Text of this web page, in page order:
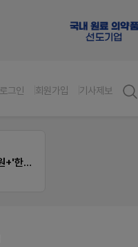
로그인 회원가입 기사제보
약국 첫 채용공고 0원+'한번 더' 무료 연장